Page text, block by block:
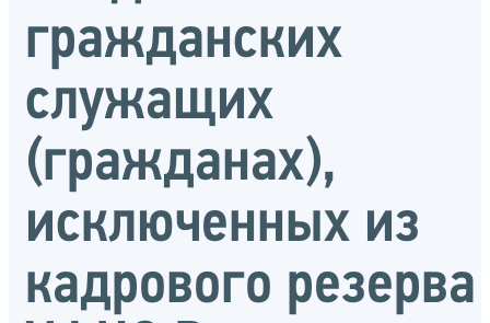
гражданских
служащих
(гражданах),
исключенных из
кадрового резерва